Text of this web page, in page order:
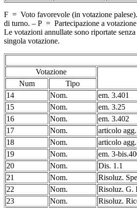
F = Voto favorevole (in votazione
di turno. – P = Partecipazione a
Le votazioni annullate sono riportate
singola votazione.
Votazione
Num Tipo
14
Nom. em. 3.401
15
Nom. em. 3.25
16
Nom. em. 3.402
17
Nom. articolo
18
Nom. articolo
19
Nom. em. 3-
20
Nom. Dis. 1.1
21
Nom. Risoluz.
22
Nom. Risoluz. G.
23
Nom. Risoluz.